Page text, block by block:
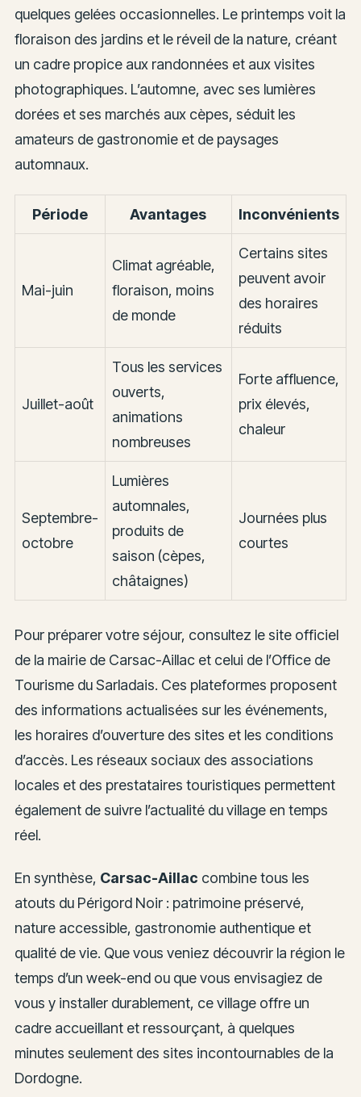
quelques gelées occasionnelles. Le printemps voit la
floraison des jardins et le réveil de la nature, créant
un cadre propice aux randonnées et aux visites
photographiques. L’automne, avec ses lumières
dorées et ses marchés aux cèpes, séduit les
amateurs de gastronomie et de paysages
automnaux.
Période Avantages Inconvénients
Mai-juin
Climat agréable,
floraison, moins
de monde
Certains sites
peuvent avoir
des horaires
réduits
Juillet-août
Tous les services
ouverts,
animations
nombreuses
Forte affluence,
prix élevés,
chaleur
Septembre-
octobre
Lumières
automnales,
produits de
saison (cèpes,
châtaignes)
Journées plus
courtes
Pour préparer votre séjour, consultez le site officiel
de la mairie de Carsac-Aillac et celui de l’Office de
Tourisme du Sarladais. Ces plateformes proposent
des informations actualisées sur les événements,
les horaires d’ouverture des sites et les conditions
d’accès. Les réseaux sociaux des associations
locales et des prestataires touristiques permettent
également de suivre l’actualité du village en temps
réel.
En synthèse, Carsac-Aillac combine tous les
atouts du Périgord Noir : patrimoine préservé,
nature accessible, gastronomie authentique et
qualité de vie. Que vous veniez découvrir la région le
temps d’un week-end ou que vous envisagiez de
vous y installer durablement, ce village offre un
cadre accueillant et ressourçant, à quelques
minutes seulement des sites incontournables de la
Dordogne.